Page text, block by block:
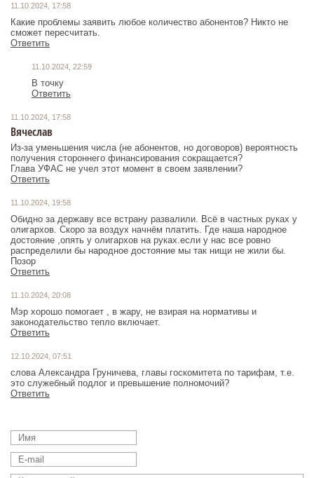
11.10.2024, 17:58
Какие проблемы заявить любое количество абонентов? Никто не
сможет пересчитать.
Ответить
11.10.2024, 22:59
В точку
Ответить
11.10.2024, 17:58
Вячеслав
Из-за уменьшения числа (не абонентов, но договоров) вероятность
получения стороннего финансирования сокращается?
Глава УФАС не учел этот момент в своем заявлении?
Ответить
11.10.2024, 19:58
Обидно за державу все встрану развалили. Всё в частных руках у
олигархов. Скоро за воздух начнём платить. Где наша народное
достояние ,опять у олигархов на руках.если у нас все ровно
распределили бы народное достояние мы так нищи не жили бы.
Позор
Ответить
11.10.2024, 20:08
Мэр хорошо помогает , в жару, не взирая на нормативы и
законодательство тепло включает.
Ответить
12.10.2024, 07:51
слова Александра Груничева, главы госкомитета по тарифам, т.е.
это служебный подлог и превышение полномочий?
Ответить